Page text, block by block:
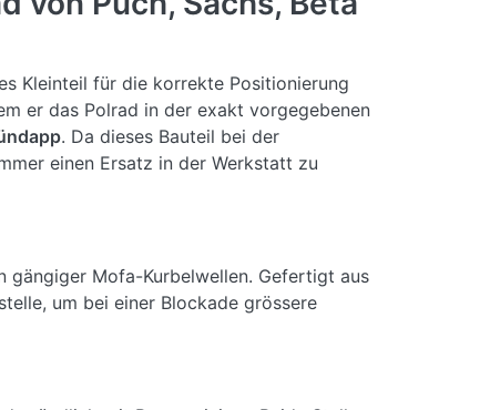
Kleinteil für die korrekte Positionierung
er das Polrad in der exakt vorgegebenen
. Da dieses Bauteil bei der
einen Ersatz in der Werkstatt zu
gängiger Mofa-Kurbelwellen. Gefertigt aus
um bei einer Blockade grössere